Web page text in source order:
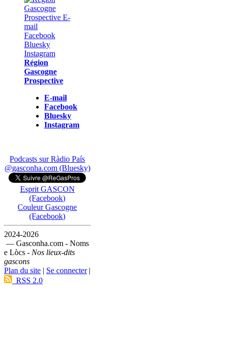
Région
Gascogne
Prospective
E-mail
Facebook
Bluesky
Instagram
Podcasts sur Ràdio País
@gasconha.com (Bluesky)
Esprit GASCON
(Facebook)
Couleur Gascogne
(Facebook)
2024-2026
— Gasconha.com - Noms
e Lòcs - Nos lieux-dits
gascons
Plan du site | Se connecter|
RSS 2.0